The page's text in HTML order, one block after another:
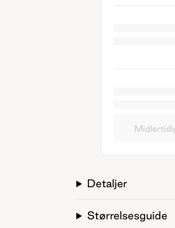
Detaljer
Størrelsesguide